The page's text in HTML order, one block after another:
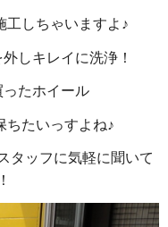
工しちゃいますよ♪
しキレイに洗浄！
たホイール
ちたいっすよね♪
タッフに気軽に聞いて